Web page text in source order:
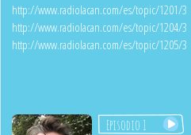
http://www.radiolacan.com/es/topic/1201/3
http://www.radiolacan.com/es/topic/1204/3
http://www.radiolacan.com/es/topic/1205/3
Episodio 1